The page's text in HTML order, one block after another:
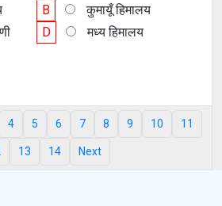
B
कुमायूँ हिमालय
D मध्य हिमालय
4 5 6 7 8 9 10 11
13 14 Next